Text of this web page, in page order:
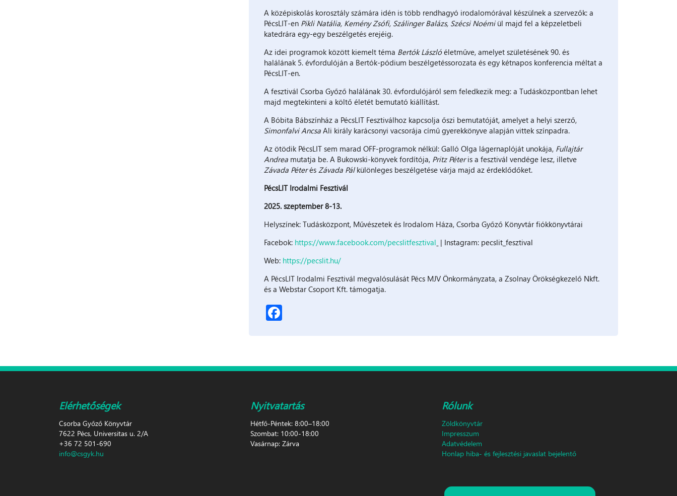
A középiskolás korosztály számára idén is több rendhagyó irodalomórával készülnek a szervezők: a
PécsLIT-en Pikli Natália, Kemény Zsófi, Szálinger Balázs, Szécsi Noémi ül majd fel a képzeletbeli
katedrára egy-egy beszélgetés erejéig.
Az idei programok között kiemelt téma Bertók Lászlóéletműve, amelyet születésének 90. és
halálának 5. évfordulóján a Bertók-pódium beszélgetéssorozata és egy kétnapos konferencia méltat a
PécsLIT-en.
A fesztivál Csorba Győző halálának 30. évfordulójáról sem feledkezik meg: a Tudásközpontban lehet
majd megtekinteni a költő életét bemutató kiállítást.
A Bóbita Bábszínház a PécsLIT Fesztiválhoz kapcsolja őszi bemutatóját, amelyet a helyi szerző,
Simonfalvi Ancsa Ali király karácsonyi vacsorája című gyerekkönyve alapján vittek színpadra.
Az ötödik PécsLIT sem marad OFF-programok nélkül: Galló Olga lágernaplóját unokája, Fullajtár
Andrea mutatja be. A Bukowski-könyvek fordítója, Pritz Péteris a fesztivál vendége lesz, illetve
Závada Péterés Závada Pálkülönleges beszélgetése várja majd az érdeklődőket.
PécsLIT Irodalmi Fesztivál
2025. szeptember 8-13.
Helyszínek: Tudásközpont, Művészetek és Irodalom Háza, Csorba Győző Könyvtár fiókkönyvtárai
Facebok: https://www.facebook.com/pecslitfesztival | Instagram: pecslit_fesztival
Web: https://pecslit.hu/
A PécsLIT Irodalmi Fesztivál megvalósulását Pécs MJV Önkormányzata, a Zsolnay Örökségkezelő Nkft.
és a Webstar Csoport Kft. támogatja.
Elérhetőségek
Csorba Győző Könyvtár
7622 Pécs, Universitas u. 2/A
+36 72 501-690
info@csgyk.hu
Nyitvatartás
Hétfő-Péntek: 8:00–18:00
Szombat: 10:00-18:00
Vasárnap: Zárva
Rólunk
Zöldkönyvtár
Impresszum
Adatvédelem
Honlap hiba- és fejlesztési javaslat bejelentő